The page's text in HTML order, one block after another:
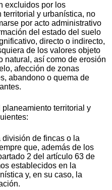
excluidos por los
territorial y urbanística, no
por acto administrativo
del estado del suelo
directo o indirecto,
de los valores objeto
natural, así como de erosión
afección de zonas
abandono o quema de
planeamiento territorial y
de fincas o la
que, además de los
2 del artículo 63 de
establecidos en la
y, en su caso, la